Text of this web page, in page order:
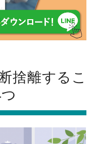
捨離するこ